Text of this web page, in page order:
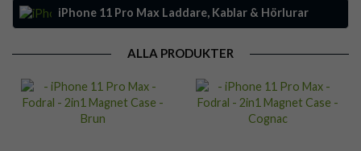
iPhone 11 Pro Max Laddare, Kablar & Hörlurar
ALLA PRODUKTER